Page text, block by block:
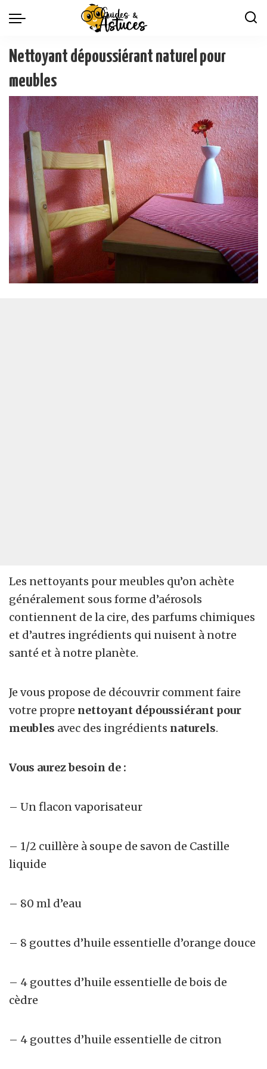
Nettoyant dépoussiérant naturel pour
meubles
Les nettoyants pour meubles qu’on achète
généralement sous forme d’aérosols
contiennent de la cire, des parfums chimiques
et d’autres ingrédients qui nuisent à notre
santé et à notre planète.
Je vous propose de découvrir comment faire
votre propre nettoyant dépoussiérant pour
meubles avec des ingrédients naturels.
Vous aurez besoin de :
– Un flacon vaporisateur
– 1/2 cuillère à soupe de savon de Castille
liquide
– 80 ml d’eau
– 8 gouttes d’huile essentielle d’orange douce
– 4 gouttes d’huile essentielle de bois de
cèdre
– 4 gouttes d’huile essentielle de citron